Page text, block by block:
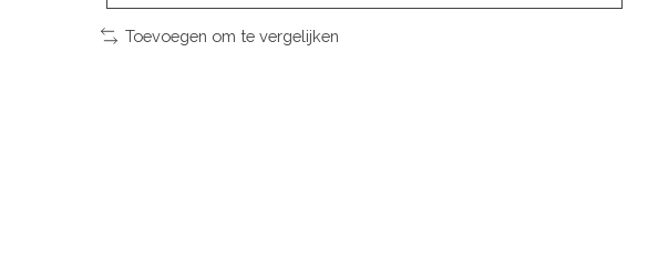
Toevoegen om te vergelijken